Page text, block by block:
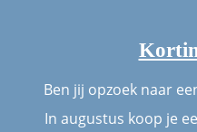
Ben jij opzoek naar
In augustus koop je